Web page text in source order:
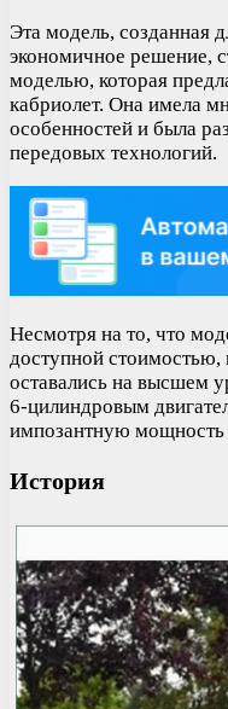
Эта модель, созданная
экономичное решение,
моделью, которая
кабриолет. Она имела
особенностей и была
передовых технологий.
Несмотря на то, что
доступной стоимостью,
оставались на высшем
6-цилиндровым
импозантную мощность
История